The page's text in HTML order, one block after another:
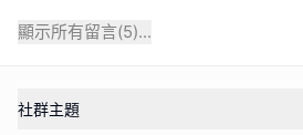
顯示所有留言(5)...
社群主題